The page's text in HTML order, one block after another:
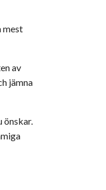
mest
av
jämna
önskar.